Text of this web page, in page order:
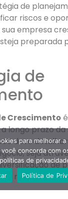
de
riscos e
empresa
preparada
de
Crescimento
longo prazo
deve
seja
de
mercados.
para melhorar
concorda com
políticas de
Política de